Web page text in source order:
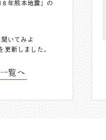
８年熊本地震」の
いてみよ
更新しました。
覧へ